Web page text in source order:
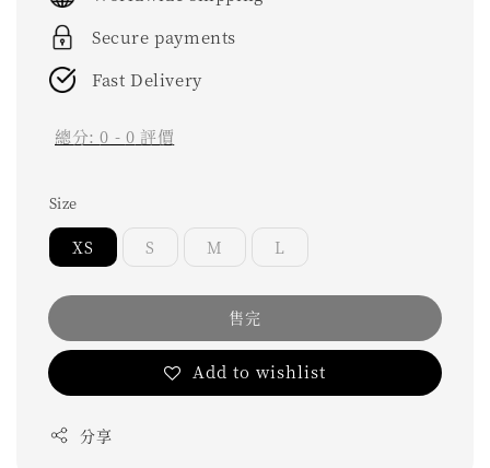
Secure payments
Fast Delivery
總分:0 - 0 評價
Size
XS S M L
售完
Add to wishlist
分享